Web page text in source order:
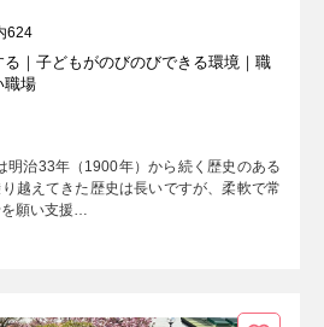
624
｜子どもがのびのびできる環境｜職
職場
明治33年（1900年）から続く歴史のある
越えてきた歴史は長いですが、柔軟で常
を願い支援…